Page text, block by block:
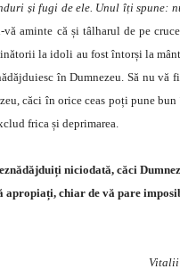
și fugi de ele. Unul îți spune:
vă aminte că și tâlharul de pe
la idoli au fost întorși la
în Dumnezeu. Să nu
căci în orice ceas poți pune
frica și deprimarea.
niciodată, căci
chiar de vă pare
Vitalii